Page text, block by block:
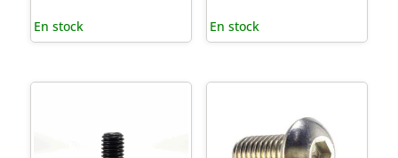
En stock En stock